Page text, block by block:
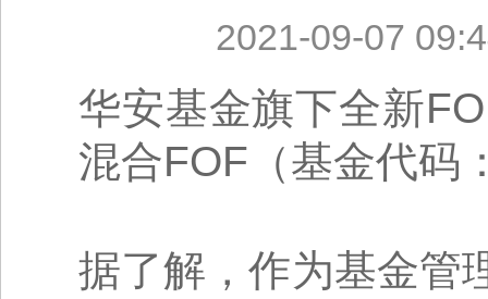
2021-09-07
华安基金旗下全新
混合FOF（基金代码
据了解，作为基金管